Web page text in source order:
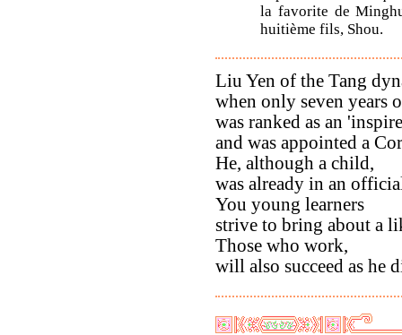
la favorite de
huitième fils, Shou.
Liu Yen of the Tang
when only seven years
was ranked as an
and was appointed a
He, although a child,
was already in an
You young learners
strive to bring about a
Those who work,
will also succeed as he